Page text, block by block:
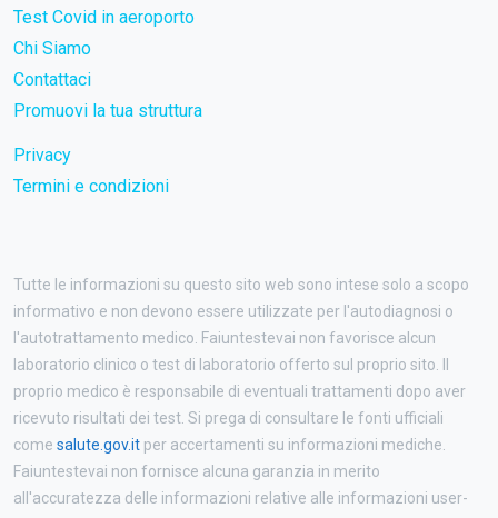
Test Covid in aeroporto
Chi Siamo
Contattaci
Promuovi la tua struttura
Privacy
Termini e condizioni
Tutte le informazioni su questo sito web sono intese solo a scopo
informativo e non devono essere utilizzate per l'autodiagnosi o
l'autotrattamento medico. Faiuntestevai non favorisce alcun
laboratorio clinico o test di laboratorio offerto sul proprio sito. Il
proprio medico è responsabile di eventuali trattamenti dopo aver
ricevuto risultati dei test. Si prega di consultare le fonti ufficiali
come salute.gov.it per accertamenti su informazioni mediche.
Faiuntestevai non fornisce alcuna garanzia in merito
all'accuratezza delle informazioni relative alle informazioni user-